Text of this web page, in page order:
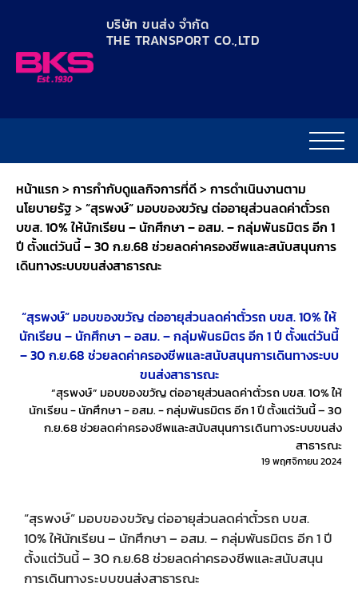
บริษัท ขนส่ง จำกัด
THE TRANSPORT CO.,LTD​
หน้าแรก > การกำกับดูแลกิจการที่ดี> การดำเนินงานตาม
นโยบายรัฐ> “สุรพงษ์” มอบของขวัญ ต่ออายุส่วนลดค่าตั๋วรถ
บขส. 10% ให้นักเรียน – นักศึกษา – อสม. – กลุ่มพันธมิตร อีก 1
ปี ตั้งแต่วันนี้ – 30 ก.ย.68 ช่วยลดค่าครองชีพและสนับสนุนการ
เดินทางระบบขนส่งสาธารณะ
“สุรพงษ์” มอบของขวัญ ต่ออายุส่วนลดค่าตั๋วรถ บขส. 10% ให้
นักเรียน – นักศึกษา – อสม. – กลุ่มพันธมิตร อีก 1 ปี ตั้งแต่วันนี้
– 30 ก.ย.68 ช่วยลดค่าครองชีพและสนับสนุนการเดินทางระบบ
ขนส่งสาธารณะ
“สุรพงษ์” มอบของขวัญ ต่ออายุส่วนลดค่าตั๋วรถ บขส. 10% ให้
นักเรียน - นักศึกษา - อสม. - กลุ่มพันธมิตร อีก 1 ปี ตั้งแต่วันนี้ – 30
ก.ย.68 ช่วยลดค่าครองชีพและสนับสนุนการเดินทางระบบขนส่ง
สาธารณะ
19 พฤศจิกายน 2024
“สุรพงษ์” มอบของขวัญ ต่ออายุส่วนลดค่าตั๋วรถ บขส.
10% ให้นักเรียน – นักศึกษา – อสม. – กลุ่มพันธมิตร อีก 1 ปี
ตั้งแต่วันนี้ – 30 ก.ย.68 ช่วยลดค่าครองชีพและสนับสนุน
การเดินทางระบบขนส่งสาธารณะ